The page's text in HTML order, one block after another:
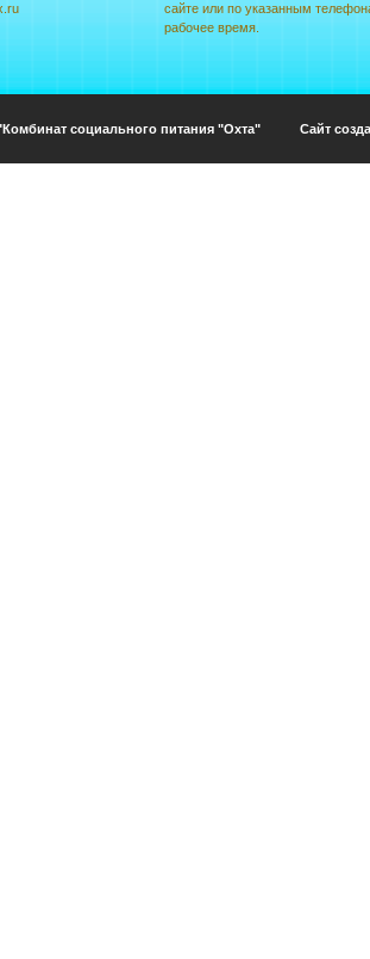
сайте или по указанным
рабочее время.
социального питания "Охта" Сайт